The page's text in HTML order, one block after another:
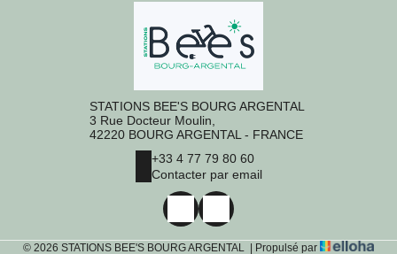
STATIONS BEE'S BOURG ARGENTAL
3 Rue Docteur Moulin,
42220 BOURG ARGENTAL - FRANCE
+33 4 77 79 80 60
Contacter par email
© 2026 STATIONS BEE'S BOURG ARGENTAL Propulsé par